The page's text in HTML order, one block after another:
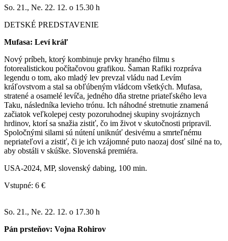
So. 21., Ne. 22. 12. o 15.30 h
DETSKÉ PREDSTAVENIE
Mufasa: Leví kráľ
Nový príbeh, ktorý kombinuje prvky hraného filmu s
fotorealistickou počítačovou grafikou. Šaman Rafiki rozpráva
legendu o tom, ako mladý lev prevzal vládu nad Levím
kráľovstvom a stal sa obľúbeným vládcom všetkých. Mufasa,
stratené a osamelé levíča, jedného dňa stretne priateľského leva
Taku, následníka levieho trónu. Ich náhodné stretnutie znamená
začiatok veľkolepej cesty pozoruhodnej skupiny svojráznych
hrdinov, ktorí sa snažia zistiť, čo im život v skutočnosti pripravil.
Spoločnými silami sú nútení uniknúť desivému a smrteľnému
nepriateľovi a zistiť, či je ich vzájomné puto naozaj dosť silné na to,
aby obstáli v skúške. Slovenská premiéra.
USA-2024, MP, slovenský dabing, 100 min.
Vstupné: 6 €
So. 21., Ne. 22. 12. o 17.30 h
Pán prsteňov: Vojna Rohirov